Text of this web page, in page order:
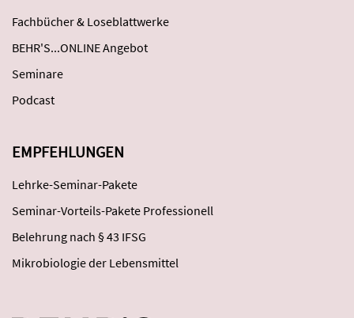
Fachbücher & Loseblattwerke
BEHR'S...ONLINE Angebot
Seminare
Podcast
EMPFEHLUNGEN
Lehrke-Seminar-Pakete
Seminar-Vorteils-Pakete Professionell
Belehrung nach § 43 IFSG
Mikrobiologie der Lebensmittel